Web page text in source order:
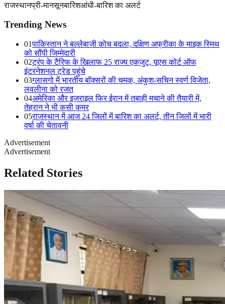
राजस्थानप्री-मानसूनबारिशआंधी-बारिश का अलर्ट
Trending News
01पाकिस्तान ने बल्लेबाजी कोच बदला, दक्षिण अफ्रीका के माइक स्मिथ
को सौंपी जिम्मेदारी
02ट्रंप के टैरिफ के खिलाफ 25 राज्य एकजुट, यूएस कोर्ट ऑफ
इंटरनेशनल ट्रेड पहुंचे
03ग्लासगो में भारतीय बॉक्सरों की चमक, अंकुश-सचिन स्वर्ण विजेता,
लवलीना को रजत
04अमेरिका और इजराइल फिर ईरान में तबाही मचाने की तैयारी में,
तेहरान ने भी कसी कमर
05राजस्थान में आज 24 जिलों में बारिश का अलर्ट, तीन जिलों में भारी
वर्षा की चेतावनी
Advertisement
Advertisement
Related Stories